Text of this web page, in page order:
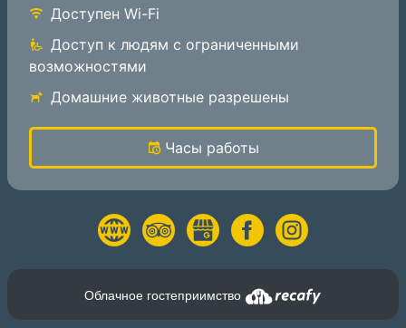
Доступен Wi-Fi
Доступ к людям с ограниченными
возможностями
Домашние животные разрешены
Часы работы
Облачное гостеприимство